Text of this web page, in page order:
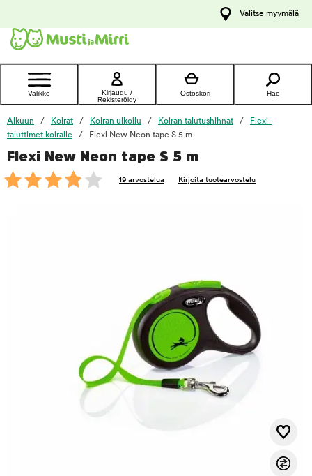
Ota yhteyttä
asiakaspalveluun
Valitse myymälä
Valikko
Kirjaudu /
Rekisteröidy
Ostoskori Hae
Alkuun Koirat Koiran ulkoilu Koiran talutushihnat
Flexi-
taluttimet koiralle
Flexi New Neon tape S 5 m
Flexi New Neon tape S 5 m
19 arvostelua Kirjoita tuotearvostelu
foo